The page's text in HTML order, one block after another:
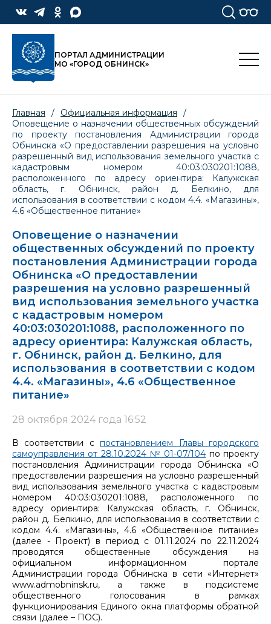
ПОРТАЛ АДМИНИСТРАЦИИ
МО «ГОРОД ОБНИНСК»
Главная / Официальная информация
/
Оповещение о назначении общественных обсуждений
по проекту постановления Администрации города
Обнинска «О предоставлении разрешения на условно
разрешенный вид использования земельного участка с
кадастровым номером 40:03:030201:1088,
расположенного по адресу ориентира: Калужская
область, г. Обнинск, район д. Белкино, для
использования в соответствии с кодом 4.4. «Магазины»,
4.6 «Общественное питание»
Оповещение о назначении
общественных обсуждений по проекту
постановления Администрации города
Обнинска «О предоставлении
разрешения на условно разрешенный
вид использования земельного участка
с кадастровым номером
40:03:030201:1088, расположенного по
адресу ориентира: Калужская область,
г. Обнинск, район д. Белкино, для
использования в соответствии с кодом
4.4. «Магазины», 4.6 «Общественное
питание»
28 октября 2024 года 16:52
В соответствии спостановлением Главы городского
самоуправления от 28.10.2024 № 01-07/104 по проекту
постановления Администрации города Обнинска «О
предоставлении разрешения на условно разрешенный
вид использования земельного участка с кадастровым
номером 40:03:030201:1088, расположенного по
адресу ориентира: Калужская область, г. Обнинск,
район д. Белкино, для использования в соответствии с
кодом 4.4. «Магазины», 4.6 «Общественное питание»
(далее - Проект) в период с 01.11.2024 по 22.11.2024
проводятся общественные обсуждения на
официальном информационном портале
Администрации города Обнинска в сети «Интернет»
www.admobninsk.ru, а также в подсистеме
общественного голосования в рамках
функционирования Единого окна платформы обратной
связи (далее – ПОС).